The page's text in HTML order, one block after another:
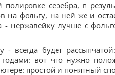
серебра, в
на фольгу, на ней же и
- нержавейку лучше с
- всегда будет
вот что нужно
простой и понятный